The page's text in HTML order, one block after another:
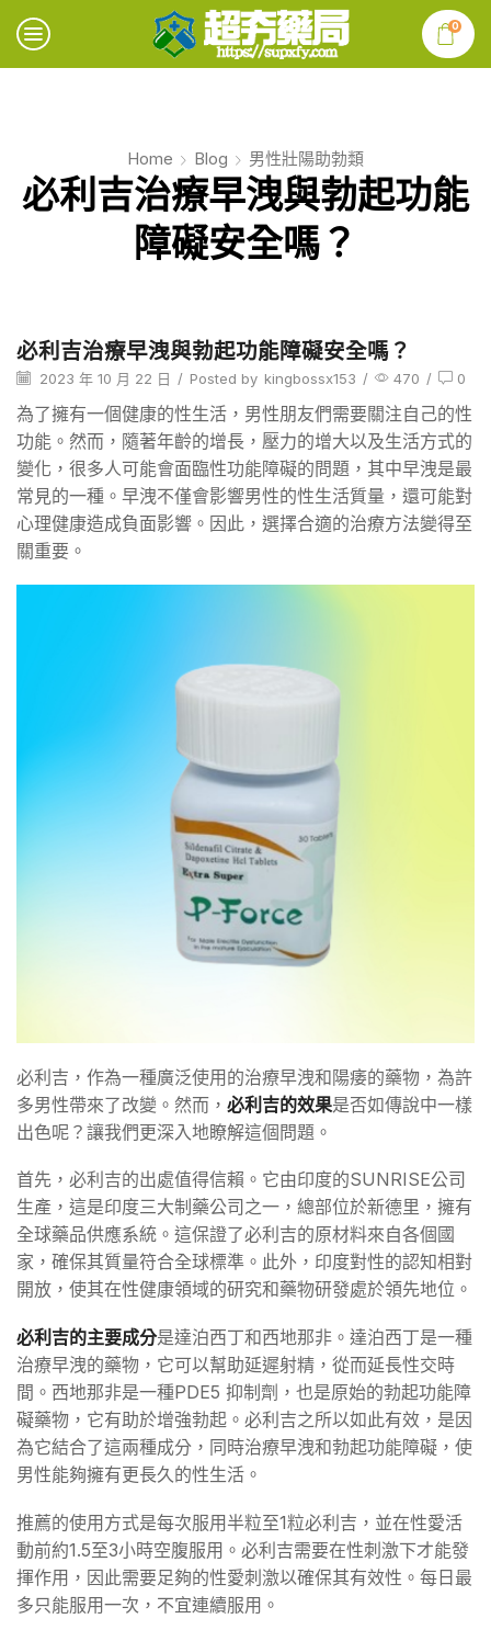
0
Home Blog 男性壯陽助勃類
必利吉治療早洩與勃起功能
障礙安全嗎？
必利吉治療早洩與勃起功能障礙安全嗎？
2023 年 10 月 22 日 / Posted by kingbossx153 / 470 / 0
為了擁有一個健康的性生活，男性朋友們需要關注自己的性
功能。然而，隨著年齡的增長，壓力的增大以及生活方式的
變化，很多人可能會面臨性功能障礙的問題，其中早洩是最
常見的一種。早洩不僅會影響男性的性生活質量，還可能對
心理健康造成負面影響。因此，選擇合適的治療方法變得至
關重要。
必利吉，作為一種廣泛使用的治療早洩和陽痿的藥物，為許
多男性帶來了改變。然而， 必利吉的效果是否如傳說中一樣
出色呢？讓我們更深入地瞭解這個問題。
首先，必利吉的出處值得信賴。它由印度的SUNRISE公司
生產，這是印度三大制藥公司之一，總部位於新德里，擁有
全球藥品供應系統。這保證了必利吉的原材料來自各個國
家，確保其質量符合全球標準。此外，印度對性的認知相對
開放，使其在性健康領域的研究和藥物研發處於領先地位。
必利吉的主要成分是達泊西丁和西地那非。達泊西丁是一種
治療早洩的藥物，它可以幫助延遲射精，從而延長性交時
間。西地那非是一種PDE5 抑制劑，也是原始的勃起功能障
礙藥物，它有助於增強勃起。必利吉之所以如此有效，是因
為它結合了這兩種成分，同時治療早洩和勃起功能障礙，使
男性能夠擁有更長久的性生活。
推薦的使用方式是每次服用半粒至1粒必利吉，並在性愛活
動前約1.5至3小時空腹服用。必利吉需要在性刺激下才能發
揮作用，因此需要足夠的性愛刺激以確保其有效性。每日最
多只能服用一次，不宜連續服用。